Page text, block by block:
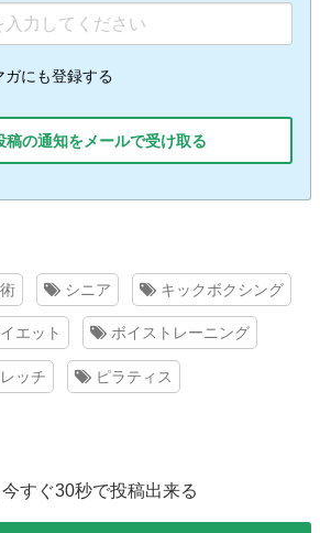
ガにも登録する
の通知をメールで受け取る
シニア キックボクシング
エット ボイストレーニング
ッチ ピラティス
すぐ30秒で投稿出来る